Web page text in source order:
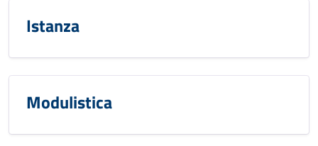
Istanza
Modulistica